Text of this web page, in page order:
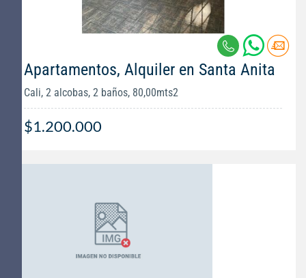
Apartamentos, Alquiler en Santa Anita
Cali, 2 alcobas, 2 baños, 80,00mts2
$1.200.000